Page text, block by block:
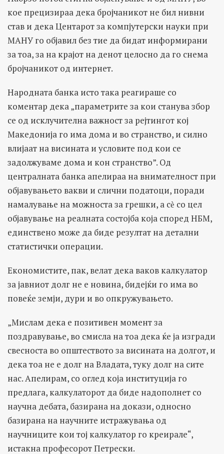
кое прецизираа дека бројчаникот не бил нивни
став и дека Центарот за компјутерски науки при
МАНУ го објавил без тие да бидат информирани
за тоа, за на крајот на денот целосно да го снема
бројчаникот од интернет.
Народната банка исто така реагираше со
коментар дека „параметрите за кои станува збор
се од исклучителна важност за рејтингот кој
Македонија го има дома и во странство, и силно
влијаат на висината и условите под кои се
задолжуваме дома и кон странство”. Од
централната банка апелираа на внимателност при
објавувањето вакви и слични податоци, поради
намалување на можноста за грешки, а сѐ со цел
објавување на реалната состојба која според НБМ,
единствено може да биде резултат на детални
статистички операции.
Економистите, пак, велат дека ваков калкулатор
за јавниот долг не е новина, бидејќи го има во
повеќе земји, дури и во опкружувањето.
„Мислам дека е позитивен момент за
поздравување, во смисла на тоа дека ќе ја изгради
свесноста во општеството за висината на долгот, и
дека тоа не е долг на Владата, туку долг на сите
нас. Апелирам, со оглед која институција го
предлага, калкулаторот да биде надополнет со
научна дебата, базирана на докази, односно
базирана на научните истражувања од
научниците кои тој калкулатор го креирале“,
истакна професорот Петрески.